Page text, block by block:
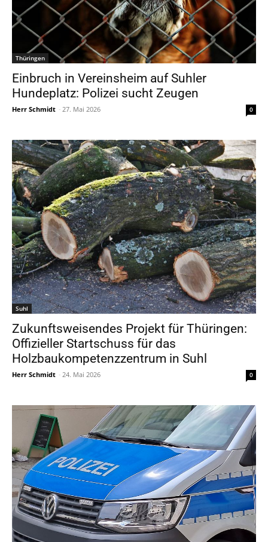
Thüringen
Einbruch in Vereinsheim auf Suhler
Hundeplatz: Polizei sucht Zeugen
Herr Schmidt - 27. Mai 2026 0
Suhl
Zukunftsweisendes Projekt für Thüringen:
Offizieller Startschuss für das
Holzbaukompetenzzentrum in Suhl
Herr Schmidt - 24. Mai 2026 0